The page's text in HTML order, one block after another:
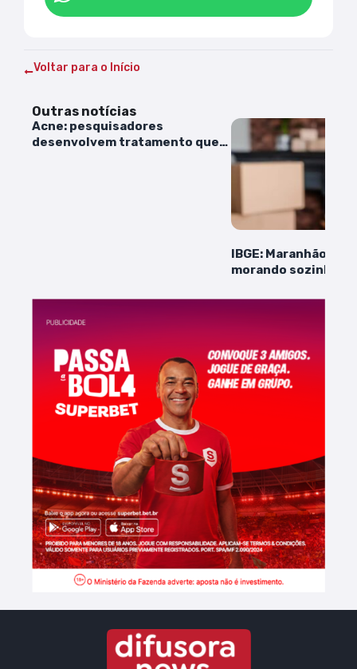
Voltar para o Início
Outras notícias
Acne: pesquisadores
desenvolvem tratamento que
IBGE: Maranhão
morando sozinha,